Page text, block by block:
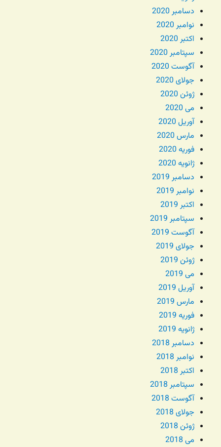
دسامبر 2020
نوامبر 2020
اکتبر 2020
سپتامبر 2020
آگوست 2020
جولای 2020
ژوئن 2020
می 2020
آوریل 2020
مارس 2020
فوریه 2020
ژانویه 2020
دسامبر 2019
نوامبر 2019
اکتبر 2019
سپتامبر 2019
آگوست 2019
جولای 2019
ژوئن 2019
می 2019
آوریل 2019
مارس 2019
فوریه 2019
ژانویه 2019
دسامبر 2018
نوامبر 2018
اکتبر 2018
سپتامبر 2018
آگوست 2018
جولای 2018
ژوئن 2018
می 2018